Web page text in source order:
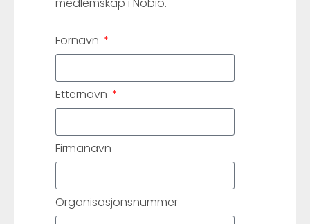
Fornavn
Etternavn
Firmanavn
Organisasjonsnummer